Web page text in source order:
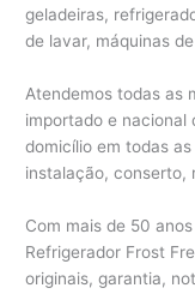
geladeiras,
de lavar, máquinas
Atendemos todas as
importado e nacional
domicílio em todas
instalação, conserto,
Com mais de 50
Refrigerador Frost
originais, garantia,